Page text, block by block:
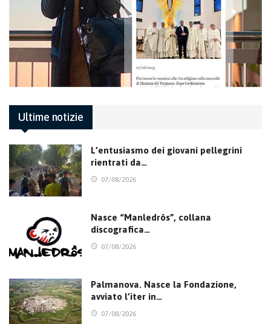
Ultime notizie
L’entusiasmo dei giovani pellegrini
rientrati da…
07/08/2026
Nasce “Manledrôs”, collana
discografica…
07/08/2026
Palmanova. Nasce la Fondazione,
avviato l’iter in…
07/08/2026